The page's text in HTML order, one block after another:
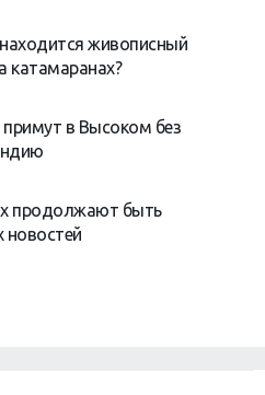
живописный
катамаранах?
примут в Высоком без
продолжают быть
новостей